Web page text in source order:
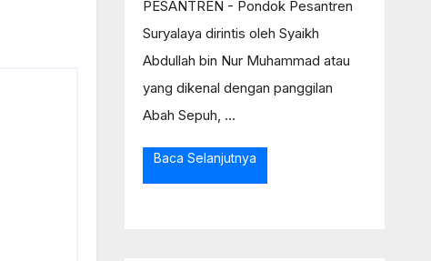
PESANTREN - Pondok Pesantren
Suryalaya dirintis oleh Syaikh
Abdullah bin Nur Muhammad atau
yang dikenal dengan panggilan
Abah Sepuh, ...
Baca Selanjutnya